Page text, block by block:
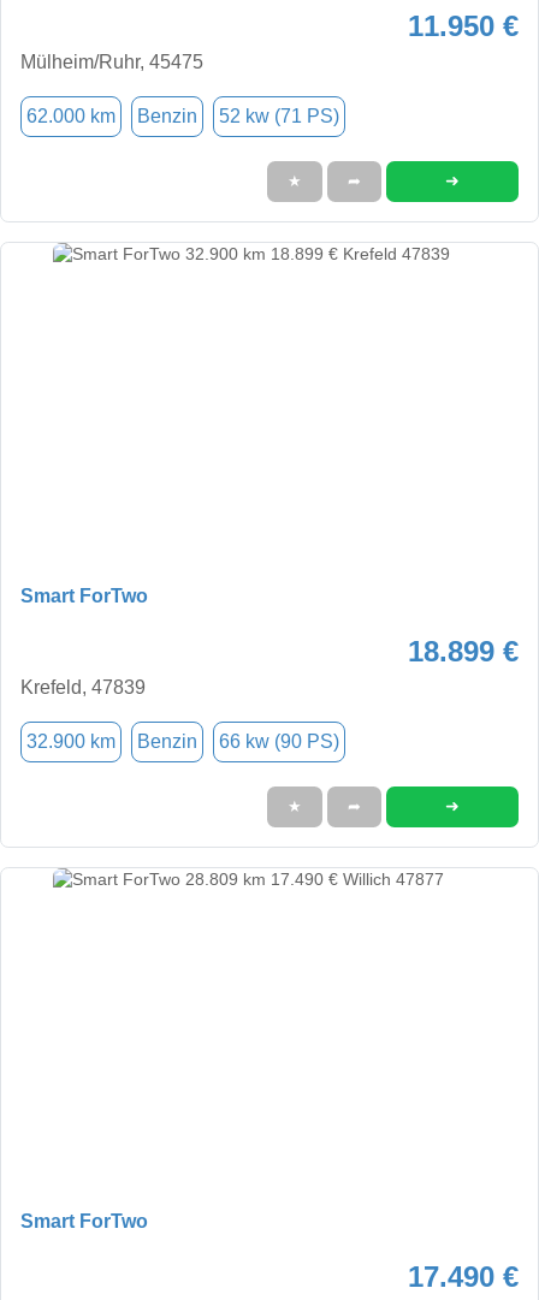
11.950 €
Mülheim/Ruhr, 45475
62.000 km Benzin 52 kw (71 PS)
★ ➦ ➜
Smart ForTwo
18.899 €
Krefeld, 47839
32.900 km Benzin 66 kw (90 PS)
★ ➦ ➜
Smart ForTwo
17.490 €